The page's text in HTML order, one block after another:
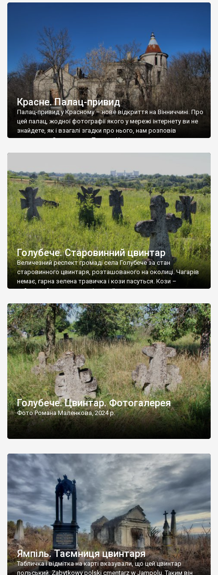
Красне. Палац-привид
Палац-привид у Красному – нове відкриття на Вінниччині. Про
цей палац, жодної фотографії якого у мережі інтернету ви не
знайдете, як і взагалі згадки про нього, нам розповів
мешканець Самгородка. Палац у Красному вразив не лише
Голубече. Старовинний цвинтар
Величезний респект громаді села Голубече за стан
старовинного цвинтаря, розташованого на околиці. Чагарів
немає, гарна зелена травичка і кози пасуться. Кози –
найкращий регулятор шкідливої, для старих кладовищ,
бруньками, кози ті бруньки обгризають, бо то улюблений
делікатес. На цвинтарі у Голубечому ціла колекція
різноманітних форм хрестів. Село відносно невелике, […]
Голубече. Цвинтар. Фотогалерея
Фото Романа Маленкова, 2024 р.
Ямпіль. Таємниця цвинтаря
Табличка і відмітка на карті вказували, що цей цвинтар
польський. Zabytkowy polski cmentarz w Jampolu. Таким він